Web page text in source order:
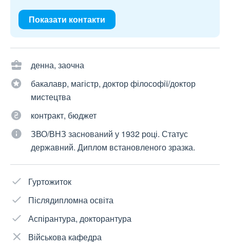
Показати контакти
денна, заочна
бакалавр, магістр, доктор філософії/доктор
мистецтва
контракт, бюджет
ЗВО/ВНЗ заснований у 1932 році. Статус
державний. Диплом встановленого зразка.
Гуртожиток
Післядипломна освіта
Аспірантура, докторантура
Військова кафедра